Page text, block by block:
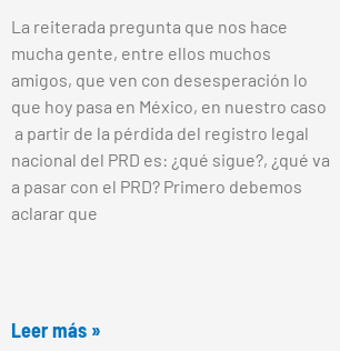
La reiterada pregunta que nos hace
mucha gente, entre ellos muchos
amigos, que ven con desesperación lo
que hoy pasa en México, en nuestro caso
a partir de la pérdida del registro legal
nacional del PRD es: ¿qué sigue?, ¿qué va
a pasar con el PRD? Primero debemos
aclarar que
Leer más »